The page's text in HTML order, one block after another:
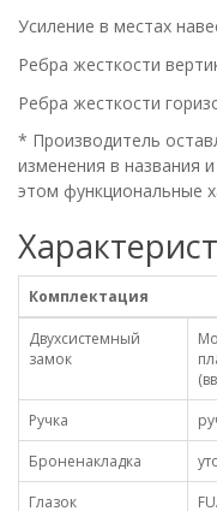
Усиление в местах
Ребра жесткости
Ребра жесткости
* Производитель
изменения в названия
этом функциональные
Комплектация
Двухсистемный
замок
Ручка
Броненакладка
Глазок